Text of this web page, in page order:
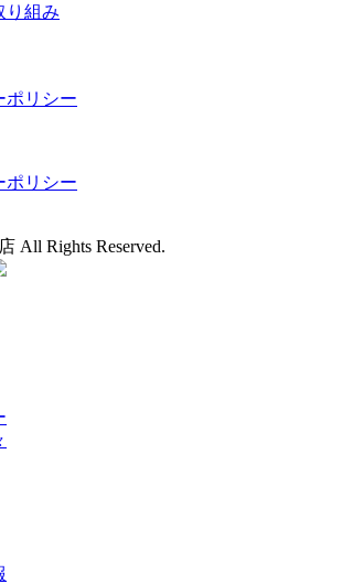
り組み
ポリシー
ポリシー
All Rights Reserved.